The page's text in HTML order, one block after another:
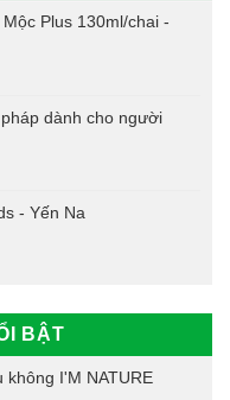
Plus 130ml/chai -
dành cho người
- Yến Na
BẬT
không I'M NATURE